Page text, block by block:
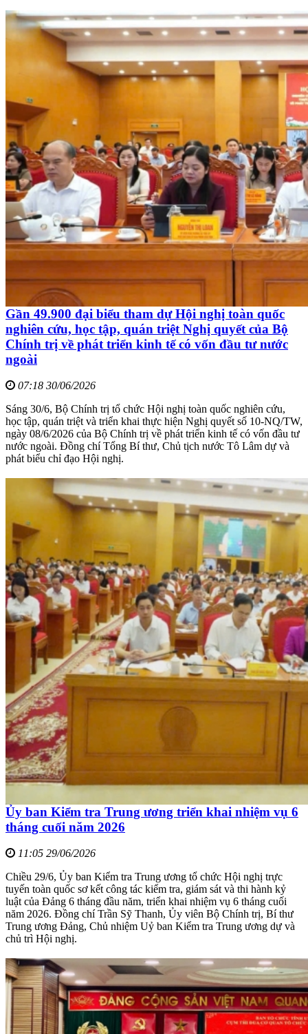
Gần 49.900 đại biểu tham dự Hội nghị toàn quốc
nghiên cứu, học tập, quán triệt Nghị quyết của Bộ
Chính trị về phát triển kinh tế có vốn đầu tư nước
ngoài
07:18 30/06/2026
Sáng 30/6, Bộ Chính trị tổ chức Hội nghị toàn quốc nghiên cứu,
học tập, quán triệt và triển khai thực hiện Nghị quyết số 10-NQ/TW,
ngày 08/6/2026 của Bộ Chính trị về phát triển kinh tế có vốn đầu tư
nước ngoài. Đồng chí Tổng Bí thư, Chủ tịch nước Tô Lâm dự và
phát biểu chỉ đạo Hội nghị.
Ủy ban Kiểm tra Trung ương triển khai nhiệm vụ 6
tháng cuối năm 2026
11:05 29/06/2026
Chiều 29/6, Ủy ban Kiểm tra Trung ương tổ chức Hội nghị trực
tuyến toàn quốc sơ kết công tác kiểm tra, giám sát và thi hành kỷ
luật của Đảng 6 tháng đầu năm, triển khai nhiệm vụ 6 tháng cuối
năm 2026. Đồng chí Trần Sỹ Thanh, Ủy viên Bộ Chính trị, Bí thư
Trung ương Đảng, Chủ nhiệm Uỷ ban Kiểm tra Trung ương dự và
chủ trì Hội nghị.